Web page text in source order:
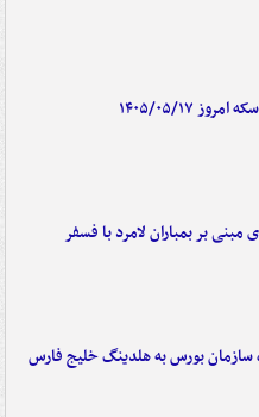
۱۴۰۵/۰۵/۱۷
بر بمباران لامرد با فسفر